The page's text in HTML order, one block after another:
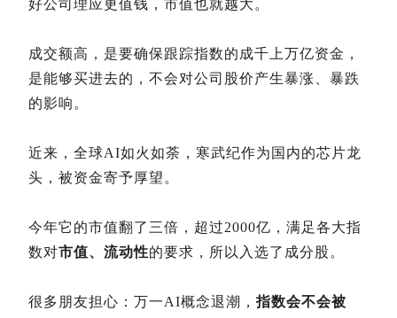
好公司理应更值钱，市值也就越大。
成交额高，是要确保跟踪指数的成千上万亿资金，
是能够买进去的，不会对公司股价产生暴涨、暴跌
的影响。
近来，全球AI如火如荼，寒武纪作为国内的芯片龙
头，被资金寄予厚望。
今年它的市值翻了三倍，超过2000亿，满足各大指
数对市值、流动性的要求，所以入选了成分股。
很多朋友担心：万一AI概念退潮， 指数会不会被